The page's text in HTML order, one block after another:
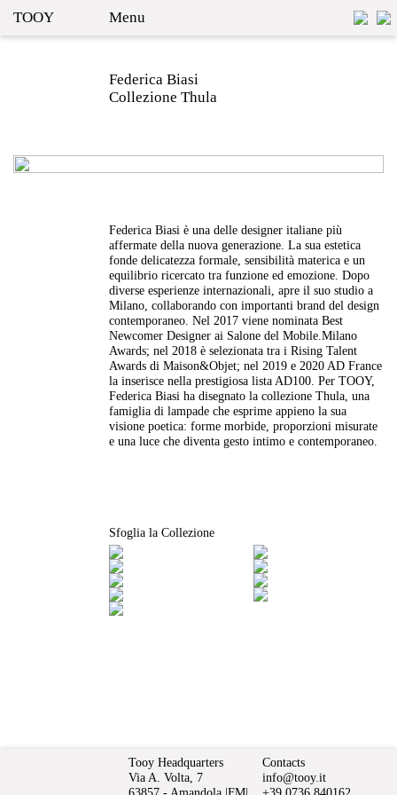
TOOY Menu
Federica Biasi
Collezione Thula
Federica Biasi è una delle designer italiane più
affermate della nuova generazione. La sua estetica
fonde delicatezza formale, sensibilità materica e un
equilibrio ricercato tra funzione ed emozione. Dopo
diverse esperienze internazionali, apre il suo studio a
Milano, collaborando con importanti brand del design
contemporaneo. Nel 2017 viene nominata Best
Newcomer Designer ai Salone del Mobile.Milano
Awards; nel 2018 è selezionata tra i Rising Talent
Awards di Maison&Objet; nel 2019 e 2020 AD France
la inserisce nella prestigiosa lista AD100. Per TOOY,
Federica Biasi ha disegnato la collezione Thula, una
famiglia di lampade che esprime appieno la sua
visione poetica: forme morbide, proporzioni misurate
e una luce che diventa gesto intimo e contemporaneo.
Sfoglia la Collezione
Tooy Headquarters
Via A. Volta, 7
Contacts
info@tooy.it